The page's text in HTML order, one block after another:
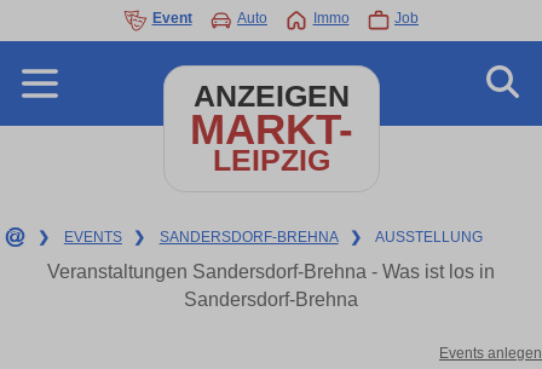
Event Auto Immo Job
ANZEIGEN
MARKT-
LEIPZIG
❯ EVENTS ❯ SANDERSDORF-BREHNA ❯ AUSSTELLUNG
Veranstaltungen Sandersdorf-Brehna - Was ist los in
Sandersdorf-Brehna
Events anlegen